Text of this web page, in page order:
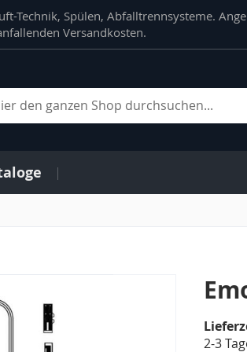
Technik, Spülen, Abfalltrennsysteme.
Versandkosten.
2-3